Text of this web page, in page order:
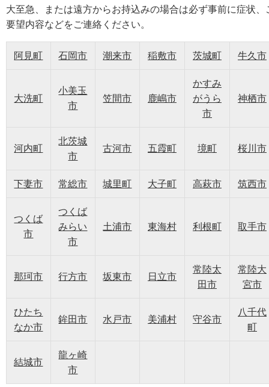
大至急、または遠方からお持込みの場合は必ず事前に症状、
要望内容などをご連絡ください。
阿見町 石岡市 潮来市 稲敷市 茨城町 牛久市
大洗町
小美玉
市
笠間市 鹿嶋市
かすみ
がうら
市
神栖市
河内町
北茨城
市
古河市 五霞町 境町 桜川市
下妻市 常総市 城里町 大子町 高萩市 筑西市
つくば
市
つくば
みらい
市
土浦市 東海村 利根町 取手市
那珂市 行方市 坂東市 日立市
常陸太
田市
常陸大
宮市
ひたち
なか市
鉾田市 水戸市 美浦村 守谷市
八千代
町
結城市
龍ヶ崎
市